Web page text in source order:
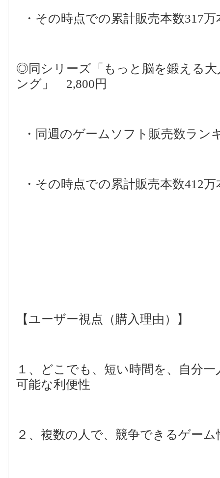
・その時点での累計販売本数317万
◎同シリーズ「もっと脳を鍛える大
ング」 2,800円
・同週のゲームソフト販売数ラン
・その時点での累計販売本数412万
【ユーザー視点（購入理由）】
１、どこでも、短い時間を、自分
可能な利便性
２、複数の人で、競争できるゲーム